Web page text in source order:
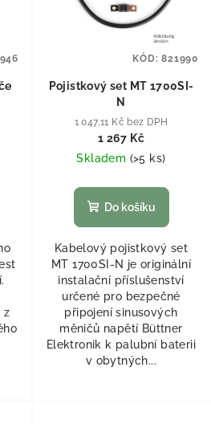
z
Pojistkový set MT 1700SI-
N
1 047,11 Kč bez DPH
1 267 Kč
Skladem (>5 ks)
Do košíku
Kabelový pojistkový set
MT 1700SI-N je originální
instalační příslušenství
určené pro bezpečné
připojení sinusových
měničů napětí Büttner
Elektronik k palubní baterii
v obytných...
KÓD:821990